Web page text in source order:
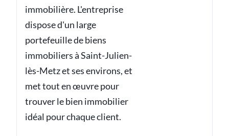
immobilière. L'entreprise
dispose d'un large
portefeuille de biens
immobiliers à Saint-Julien-
lès-Metz et ses environs, et
met tout en œuvre pour
trouver le bien immobilier
idéal pour chaque client.